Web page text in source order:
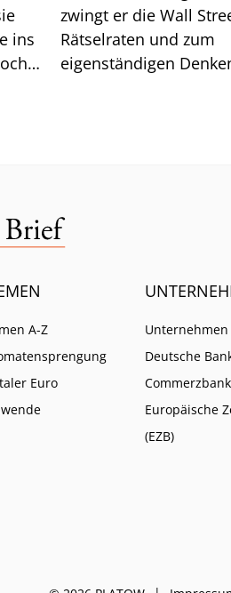
ins
zwingt er die Wall Street zum
Rätselraten und zum
eigenständigen
A-Z
Euro
Unternehmen
Deutsche
Commerzbank
Europäische
(EZB)